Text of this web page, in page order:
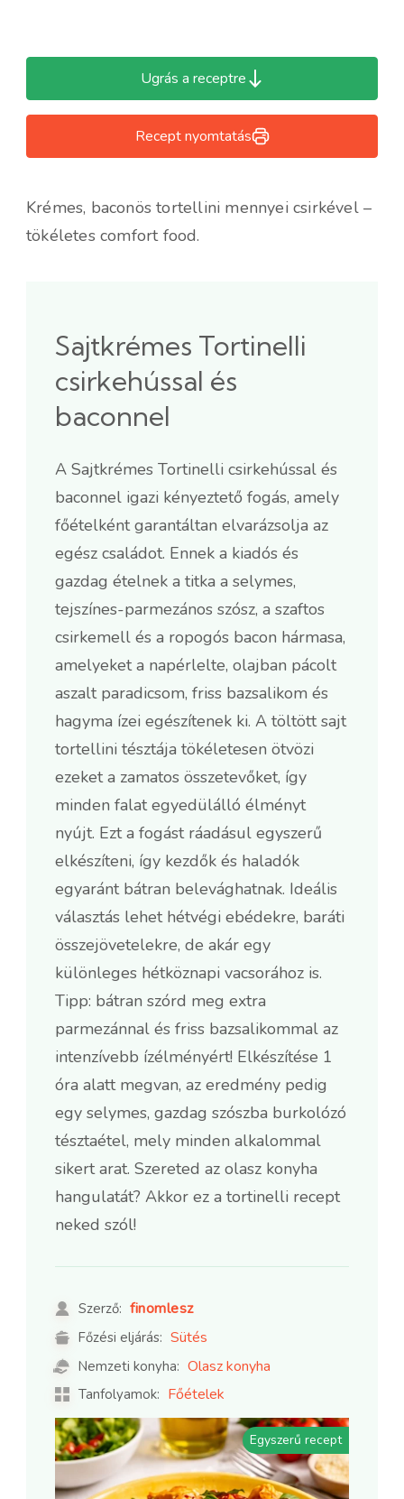
Ugrás a receptre
Recept nyomtatás
Krémes, baconös tortellini mennyei csirkével –
tökéletes comfort food.
Sajtkrémes Tortinelli
csirkehússal és
baconnel
A Sajtkrémes Tortinelli csirkehússal és
baconnel igazi kényeztető fogás, amely
főételként garantáltan elvarázsolja az
egész családot. Ennek a kiadós és
gazdag ételnek a titka a selymes,
tejszínes-parmezános szósz, a szaftos
csirkemell és a ropogós bacon hármasa,
amelyeket a napérlelte, olajban pácolt
aszalt paradicsom, friss bazsalikom és
hagyma ízei egészítenek ki. A töltött sajt
tortellini tésztája tökéletesen ötvözi
ezeket a zamatos összetevőket, így
minden falat egyedülálló élményt
nyújt. Ezt a fogást ráadásul egyszerű
elkészíteni, így kezdők és haladók
egyaránt bátran belevághatnak. Ideális
választás lehet hétvégi ebédekre, baráti
összejövetelekre, de akár egy
különleges hétköznapi vacsorához is.
Tipp: bátran szórd meg extra
parmezánnal és friss bazsalikommal az
intenzívebb ízélményért! Elkészítése 1
óra alatt megvan, az eredmény pedig
egy selymes, gazdag szószba burkolózó
tésztaétel, mely minden alkalommal
sikert arat. Szereted az olasz konyha
hangulatát? Akkor ez a tortinelli recept
neked szól!
Szerző: finomlesz
Főzési eljárás: Sütés
Nemzeti konyha: Olasz konyha
Tanfolyamok: Főételek
Egyszerű recept